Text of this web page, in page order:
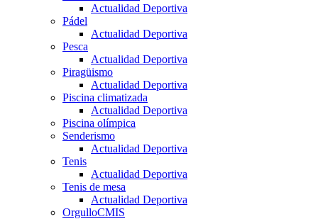
Actualidad Deportiva
Pádel
Actualidad Deportiva
Pesca
Actualidad Deportiva
Piragüismo
Actualidad Deportiva
Piscina climatizada
Actualidad Deportiva
Piscina olímpica
Senderismo
Actualidad Deportiva
Tenis
Actualidad Deportiva
Tenis de mesa
Actualidad Deportiva
OrgulloCMIS